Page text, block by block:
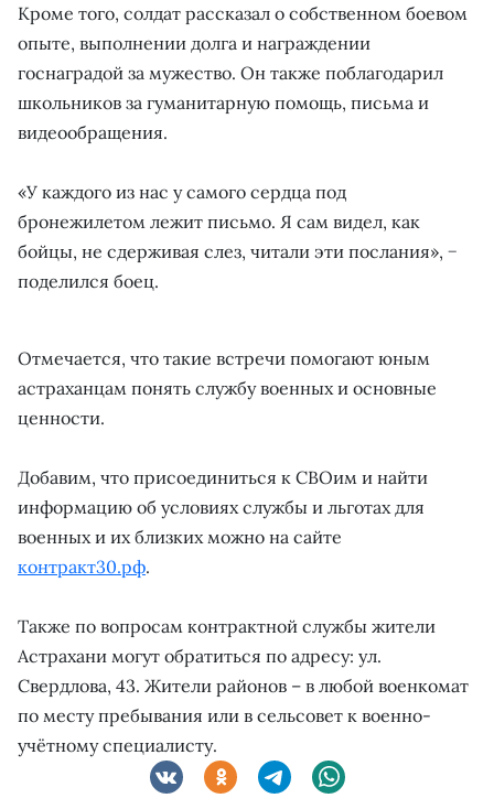
Кроме того, солдат рассказал о собственном боевом
опыте, выполнении долга и награждении
госнаградой за мужество. Он также поблагодарил
школьников за гуманитарную помощь, письма и
видеообращения.
«У каждого из нас у самого сердца под
бронежилетом лежит письмо. Я сам видел, как
бойцы, не сдерживая слез, читали эти послания», −
поделился боец.
Отмечается, что такие встречи помогают юным
астраханцам понять службу военных и основные
ценности.
Добавим, что присоединиться к СВОим и найти
информацию об условиях службы и льготах для
военных и их близких можно на сайте
контракт30.рф.
Также по вопросам контрактной службы жители
Астрахани могут обратиться по адресу: ул.
Свердлова, 43. Жители районов – в любой военкомат
по месту пребывания или в сельсовет к военно-
учётному специалисту.